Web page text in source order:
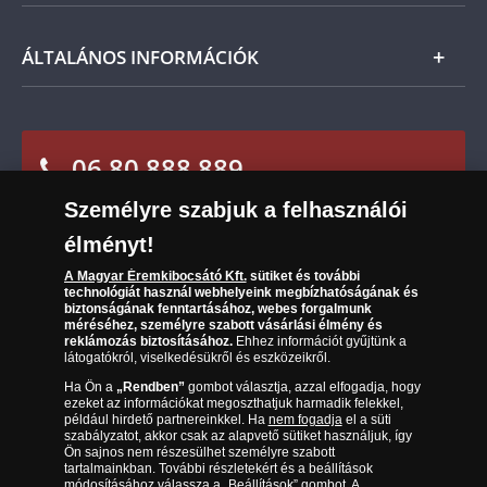
termék árát, akkor azt visszatérítjük Önnek.
Ügyfélszolgálat
Leiratkozás a hírlevélről
ÁLTALÁNOS INFORMÁCIÓK
Sütik (cookies) használata
Süti (cookies)Beállítások
Társaságunkról
Az érmék és érmek ára és értéke
Gyakran ismételt kérdések
Adatkezelés
06 80 888 889
(díjmentesen hívható hétfőtől csütörtökig 9.00 és 17.00
óra között, péntekenként 9.00 és 15.00 óra között)
Személyre szabjuk a felhasználói
élményt!
A Magyar Éremkibocsátó Kft.sütiket és további
technológiát használ webhelyeink megbízhatóságának és
biztonságának fenntartásához, webes forgalmunk
méréséhez, személyre szabott vásárlási élmény és
reklámozás biztosításához.Ehhez információt gyűjtünk a
látogatókról, viselkedésükről és eszközeikről.
Ha Ön a „Rendben”gombot választja, azzal elfogadja, hogy
ezeket az információkat megoszthatjuk harmadik felekkel,
például hirdető partnereinkkel. Ha nem fogadjael a süti
szabályzatot, akkor csak az alapvető sütiket használjuk, így
Ön sajnos nem részesülhet személyre szabott
tartalmainkban. További részletekért és a beállítások